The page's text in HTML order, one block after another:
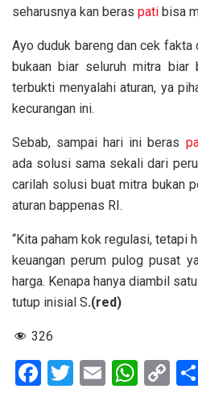
seharusnya kan beras pati bisa
Ayo duduk bareng dan cek fakta
bukaan biar seluruh mitra biar
terbukti menyalahi aturan, ya
kecurangan ini.
Sebab, sampai hari ini beras
ada solusi sama sekali dari
carilah solusi buat mitra bukan
aturan bappenas RI.
“Kita paham kok regulasi, tetapi
keuangan perum pulog pusat
harga. Kenapa hanya diambil
tutup inisial S.(red)
326
F
T
E
W C